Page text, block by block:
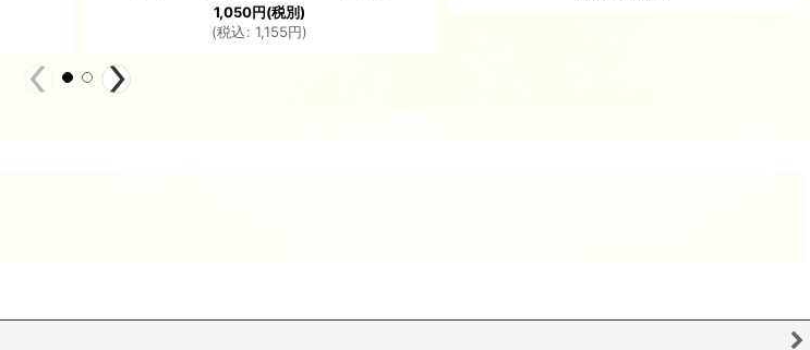
1,050円(税別)
(税込: 1,155円)